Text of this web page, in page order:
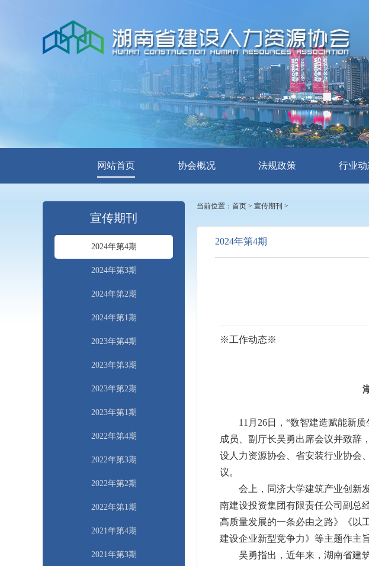
网站首页 协会概况 法规政策 行业动
宣传期刊
2024年第4期
2024年第3期
2024年第2期
2024年第1期
2023年第4期
2023年第3期
2023年第2期
2023年第1期
2022年第4期
2022年第3期
2022年第2期
2022年第1期
2021年第4期
2021年第3期
当前位置： 首页 > 宣传期刊 >
2024年第4期
※工作动态※
11 月 26日 ， “数智建造赋能新质
成员、副厅长吴勇出席会议并致辞 ，
设人力资源协会、省安装行业协会
议。
会上 ， 同济大学建筑产业创新
南建设投资集团有限责任公司副总
高质量发展的一条必由之路》《以
建设企业新型竞争力》等主题作主
吴勇指出 ， 近年来 ， 湖南省建